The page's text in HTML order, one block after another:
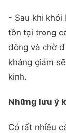
- Sau khi khỏi
tồn tại trong
đông và chờ
kháng giảm
kinh.
Những lưu ý
Có rất nhiều